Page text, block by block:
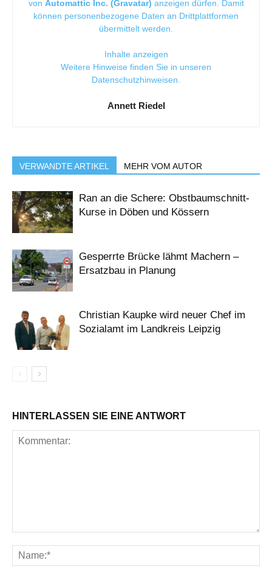
von Automattic Inc. (Gravatar) anzeigen dürfen. Damit
können personenbezogene Daten an Drittplattformen
übermittelt werden.
Inhalte anzeigen
Weitere Hinweise finden Sie in unseren
Datenschutzhinweisen.
Annett Riedel
VERWANDTE ARTIKEL MEHR VOM AUTOR
Ran an die Schere: Obstbaumschnitt-
Kurse in Döben und Kössern
Gesperrte Brücke lähmt Machern –
Ersatzbau in Planung
Christian Kaupke wird neuer Chef im
Sozialamt im Landkreis Leipzig
HINTERLASSEN SIE EINE ANTWORT